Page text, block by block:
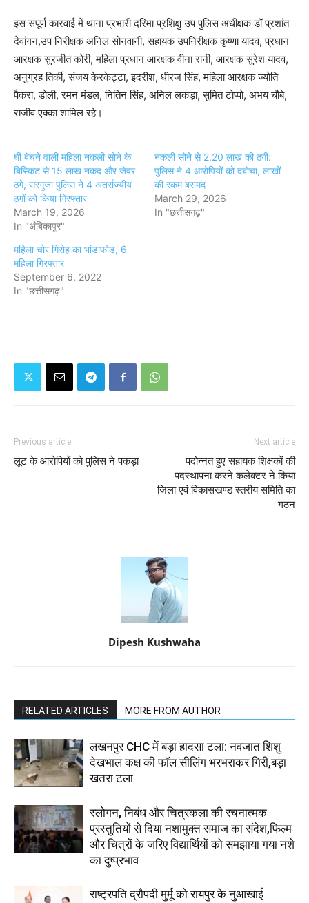
इस संपूर्ण कारवाई में थाना प्रभारी दरिमा प्रशिक्षु उप पुलिस अधीक्षक डॉ प्रशांत
देवांगन,उप निरीक्षक अनिल सोनवानी, सहायक उपनिरीक्षक कृष्णा यादव, प्रधान
आरक्षक सुरजीत कोरी, महिला प्रधान आरक्षक वीना रानी, आरक्षक सुरेश यादव,
अनुग्रह तिर्की, संजय केरकेट्टा, इदरीश, धीरज सिंह, महिला आरक्षक ज्योति
पैकरा, डोली, रमन मंडल, नितिन सिंह, अनिल लकड़ा, सुमित टोप्पो, अभय चौबे,
राजीव एक्का शामिल रहे।
घी बेचने वाली महिला नकली सोने के
बिस्किट से 15 लाख नकद और जेवर
ठगे, सरगुजा पुलिस ने 4 अंतर्राज्यीय
ठगों को किया गिरफ्तार
March 19, 2026
In "अंबिकापुर"
नकली सोने से 2.20 लाख की ठगी:
पुलिस ने 4 आरोपियों को दबोचा, लाखों
की रकम बरामद
March 29, 2026
In "छत्तीसगढ़"
महिला चोर गिरोह का भांडाफोड, 6
महिला गिरफ्तार
September 6, 2022
In "छत्तीसगढ़"
Previous article
लूट के आरोपियों को पुलिस ने पकड़ा
Next article
पदोन्नत हुए सहायक शिक्षकों की
पदस्थापना करने कलेक्टर ने किया
जिला एवं विकासखण्ड स्तरीय समिति का
गठन
Dipesh Kushwaha
RELATED ARTICLES MORE FROM AUTHOR
लखनपुर CHC में बड़ा हादसा टला: नवजात शिशु
देखभाल कक्ष की फॉल सीलिंग भरभराकर गिरी,बड़ा
खतरा टला
स्लोगन, निबंध और चित्रकला की रचनात्मक
प्रस्तुतियों से दिया नशामुक्त समाज का संदेश,फिल्म
और चित्रों के जरिए विद्यार्थियों को समझाया गया नशे
का दुष्प्रभाव
राष्ट्रपति द्रौपदी मुर्मू को रायपुर के नुआखाई